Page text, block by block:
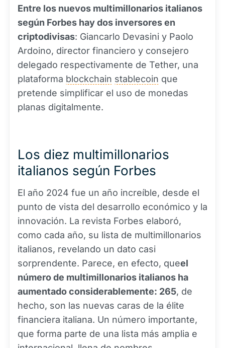
Entre los nuevos multimillonarios italianos
según Forbes hay dos inversores en
criptodivisas: Giancarlo Devasini y Paolo
Ardoino, director financiero y consejero
delegado respectivamente de Tether, una
plataforma blockchain stablecoin que
pretende simplificar el uso de monedas
planas digitalmente.
Los diez multimillonarios
italianos según Forbes
El año 2024 fue un año increíble, desde el
punto de vista del desarrollo económico y la
innovación. La revista Forbes elaboró,
como cada año, su lista de multimillonarios
italianos, revelando un dato casi
sorprendente. Parece, en efecto, queel
número de multimillonarios italianos ha
aumentado considerablemente: 265, de
hecho, son las nuevas caras de la élite
financiera italiana. Un número importante,
que forma parte de una lista más amplia e